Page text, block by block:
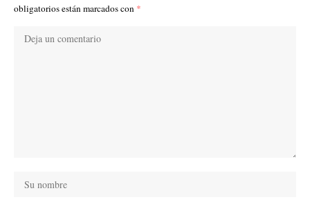
obligatorios están marcados con *